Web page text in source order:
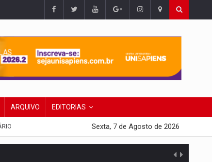
ARQUIVO EDITORIAS
Sexta, 7 de Agosto de 2026